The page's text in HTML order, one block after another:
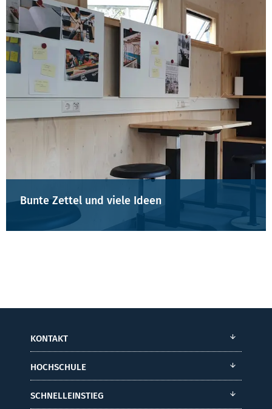
Bunte Zettel und viele Ideen
KONTAKT
HOCHSCHULE
SCHNELLEINSTIEG